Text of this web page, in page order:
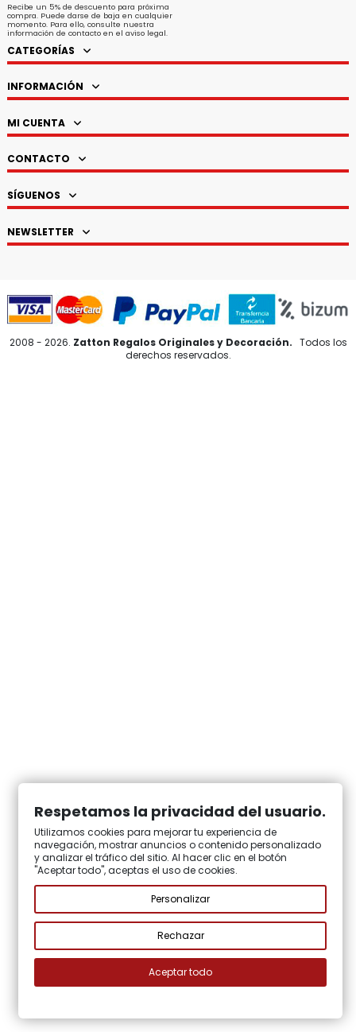
Recibe un 5% de descuento para próxima
compra. Puede darse de baja en cualquier
momento. Para ello, consulte nuestra
información de contacto en el aviso legal.
CATEGORÍAS
INFORMACIÓN
MI CUENTA
CONTACTO
SÍGUENOS
NEWSLETTER
2008 - 2026. Zatton Regalos Originales y Decoración. Todos los
derechos reservados.
Respetamos la privacidad del usuario.
Utilizamos cookies para mejorar tu experiencia de
navegación, mostrar anuncios o contenido personalizado
y analizar el tráfico del sitio. Al hacer clic en el botón
"Aceptar todo", aceptas el uso de cookies.
Personalizar
Rechazar
Aceptar todo